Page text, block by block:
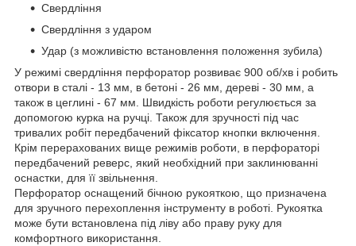
Свердління
Свердління з ударом
Удар (з можливістю встановлення положення зубила)
У режимі свердління перфоратор розвиває 900 об/хв і робить
отвори в сталі - 13 мм, в бетоні - 26 мм, дереві - 30 мм, а
також в цеглині - 67 мм. Швидкість роботи регулюється за
допомогою курка на ручці. Також для зручності під час
тривалих робіт передбачений фіксатор кнопки включення.
Крім перерахованих вище режимів роботи, в перфораторі
передбачений реверс, який необхідний при заклинюванні
оснастки, для її звільнення.
Перфоратор оснащений бічною рукояткою, що призначена
для зручного перехоплення інструменту в роботі. Рукоятка
може бути встановлена під ліву або праву руку для
комфортного використання.